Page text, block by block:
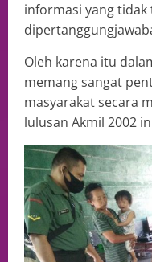
informasi yang
Oleh karena itu
memang sangat
masyarakat secara
lulusan Akmil 2002